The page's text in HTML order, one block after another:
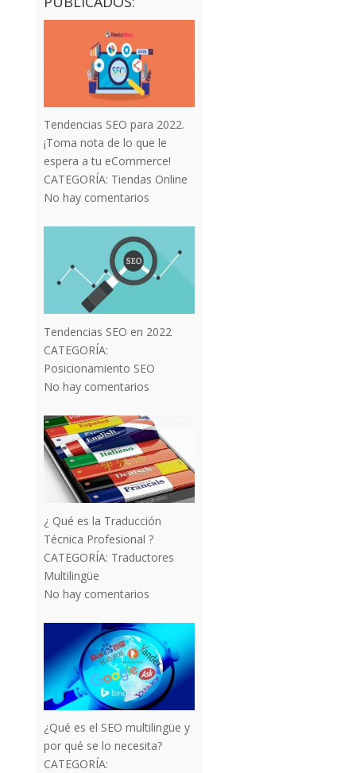
Tendencias SEO para 2022.
¡Toma nota de lo que le
espera a tu eCommerce!
CATEGORÍA: Tiendas Online
No hay comentarios
Tendencias SEO en 2022
CATEGORÍA:
Posicionamiento SEO
No hay comentarios
¿ Qué es la Traducción
Técnica Profesional ?
CATEGORÍA: Traductores
Multilingüe
No hay comentarios
¿Qué es el SEO multilingüe y
por qué se lo necesita?
CATEGORÍA: